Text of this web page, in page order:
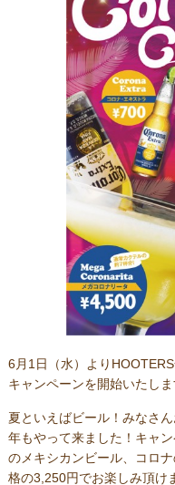
6月1日（水）より
キャンペーンを開始いたしま
夏といえばビール！みなさ
年もやって来ました！キャ
のメキシカンビール、コロ
格の3,250円でお楽しみ頂け